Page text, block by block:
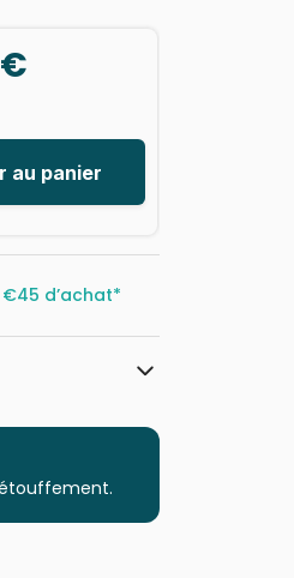
au panier
€45 d’achat*
à 48.000